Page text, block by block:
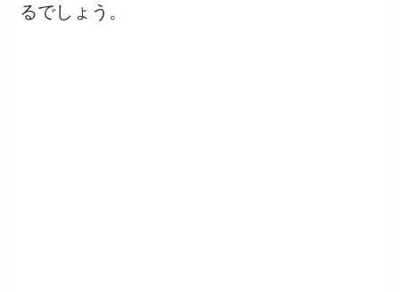
るでしょう。